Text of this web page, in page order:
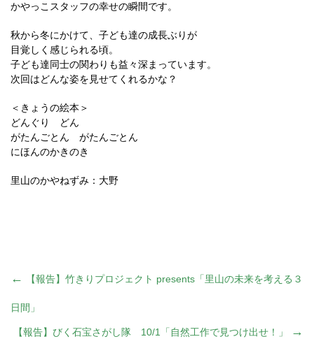
かやっこスタッフの幸せの瞬間です。
秋から冬にかけて、子ども達の成長ぶりが
目覚しく感じられる頃。
子ども達同士の関わりも益々深まっています。
次回はどんな姿を見せてくれるかな？
＜きょうの絵本＞
どんぐり どん
がたんごとん がたんごとん
にほんのかきのき
里山のかやねずみ：大野
投
稿
← 【報告】竹きりプロジェクト presents「里山の未来を考える３
日間」
【報告】びく石宝さがし隊 10/1「自然工作で見つけ出せ！」 →